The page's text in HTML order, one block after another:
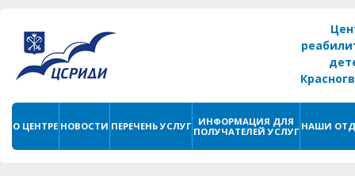
О ЦЕНТРЕ НОВОСТИ ПЕРЕЧЕНЬ УСЛУГ
ИНФОРМАЦИЯ ДЛЯ
ПОЛУЧАТЕЛЕЙ УСЛУГ НАШИ